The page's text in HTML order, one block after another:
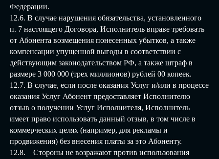
Федерации.
12.6. В случае нарушения обязательства, установленного
п. 7 настоящего Договора, Исполнитель вправе требовать
от Абонента возмещения понесенных убытков, а также
компенсации упущенной выгоды в соответствии с
действующим законодательством РФ, а также штраф в
размере 3 000 000 (трех миллионов) рублей 00 копеек.
12.7. В случае, если после оказания Услуг и/или в процессе
оказания Услуг Абонент предоставляет Исполнителю
отзыв о получении Услуг Исполнителя, Исполнитель
имеет право использовать данный отзыв, в том числе в
коммерческих целях (например, для рекламы и
продвижения) без внесения платы за это Абоненту.
12.8. Стороны не возражают против использования